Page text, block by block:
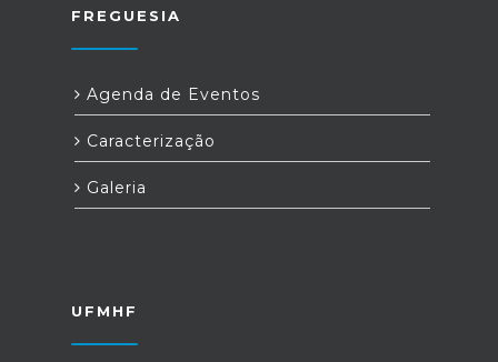
FREGUESIA
Agenda de Eventos
Caracterização
Galeria
UFMHF